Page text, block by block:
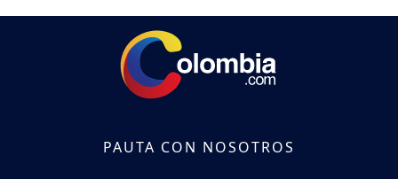
PAUTA CON NOSOTROS